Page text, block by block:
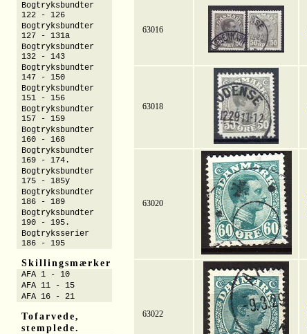
63016
63018
63020
63022
Bogtryksbundter
122 - 126
Bogtryksbundter
127 - 131a
Bogtryksbundter
132 - 143
Bogtryksbundter
147 - 150
Bogtryksbundter
151 - 156
Bogtryksbundter
157 - 159
Bogtryksbundter
160 - 168
Bogtryksbundter
169 - 174.
Bogtryksbundter
175 - 185y
Bogtryksbundter
186 - 189
Bogtryksbundter
190 - 195.
Bogtryksserier
186 - 195
Skillingsmærker
AFA 1 - 10
AFA 11 - 15
AFA 16 - 21
Tofarvede,
stemplede.